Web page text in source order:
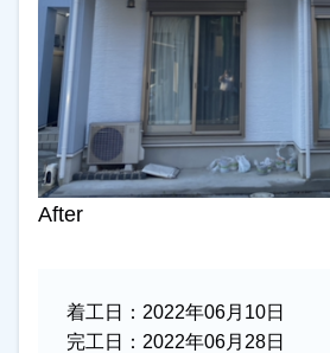
After
着工日： 2022年06月10日
完工日： 2022年06月28日